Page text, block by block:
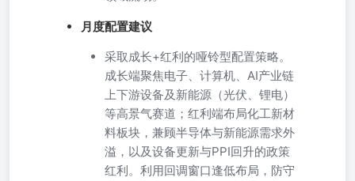
月度配置建议
采取成长+红利的哑铃型配置策略。
成长端聚焦电子、计算机、AI产业链
上下游设备及新能源（光伏、锂电）
等高景气赛道；红利端布局化工新材
料板块，兼顾半导体与新能源需求外
溢，以及设备更新与PPI回升的政策
红利。利用回调窗口逢低布局，防守